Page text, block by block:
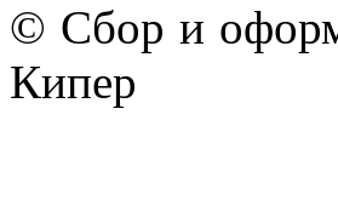
© Сбор и
Кипер